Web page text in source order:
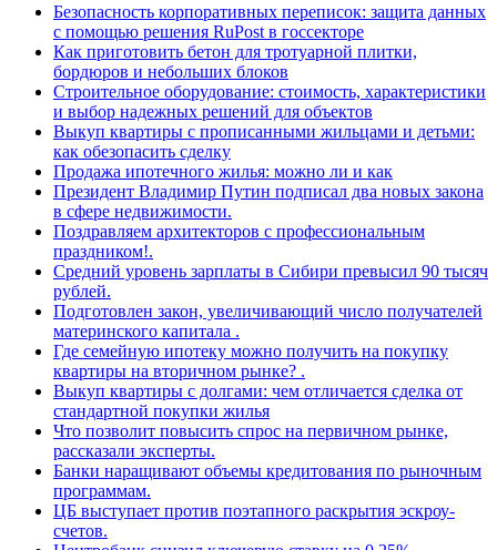
Безопасность корпоративных переписок: защита данных
с помощью решения RuPost в госсекторе
Как приготовить бетон для тротуарной плитки,
бордюров и небольших блоков
Строительное оборудование: стоимость, характеристики
и выбор надежных решений для объектов
Выкуп квартиры с прописанными жильцами и детьми:
как обезопасить сделку
Продажа ипотечного жилья: можно ли и как
Президент Владимир Путин подписал два новых закона
в сфере недвижимости.
Поздравляем архитекторов с профессиональным
праздником!.
Средний уровень зарплаты в Сибири превысил 90 тысяч
рублей.
Подготовлен закон, увеличивающий число получателей
материнского капитала .
Где семейную ипотеку можно получить на покупку
квартиры на вторичном рынке? .
Выкуп квартиры с долгами: чем отличается сделка от
стандартной покупки жилья
Что позволит повысить спрос на первичном рынке,
рассказали эксперты.
Банки наращивают объемы кредитования по рыночным
программам.
ЦБ выступает против поэтапного раскрытия эскроу-
счетов.